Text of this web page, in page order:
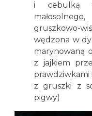
i cebulką
wędzona w
marynowaną
z jajkiem
prawdziwkami
z gruszki z
pigwy)